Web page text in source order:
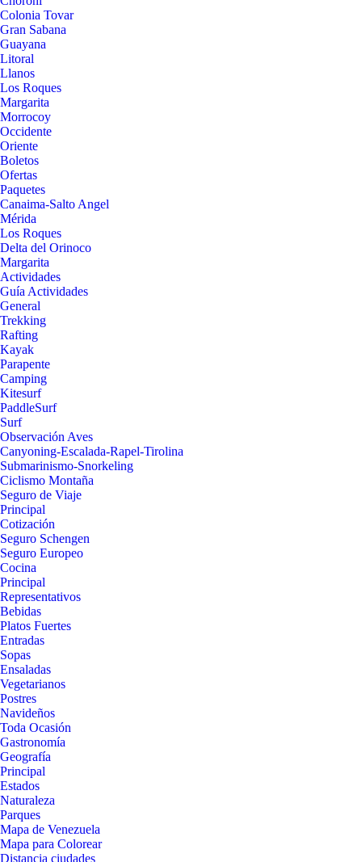
Colonia Tovar
Gran Sabana
Guayana
Litoral
Llanos
Los Roques
Margarita
Morrocoy
Occidente
Oriente
Boletos
Ofertas
Paquetes
Canaima-Salto Angel
Mérida
Los Roques
Delta del Orinoco
Margarita
Actividades
Guía Actividades
General
Trekking
Rafting
Kayak
Parapente
Camping
Kitesurf
PaddleSurf
Surf
Observación Aves
Canyoning-Escalada-Rapel-Tirolina
Submarinismo-Snorkeling
Ciclismo Montaña
Seguro de Viaje
Principal
Cotización
Seguro Schengen
Seguro Europeo
Cocina
Principal
Representativos
Bebidas
Platos Fuertes
Entradas
Sopas
Ensaladas
Vegetarianos
Postres
Navideños
Toda Ocasión
Gastronomía
Geografía
Principal
Estados
Naturaleza
Parques
Mapa de Venezuela
Mapa para Colorear
Distancia ciudades